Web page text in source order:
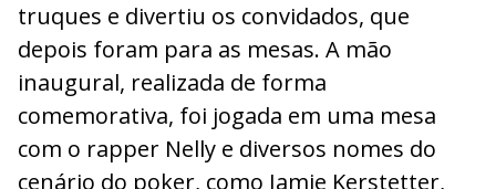
truques e divertiu os convidados, que
depois foram para as mesas. A mão
inaugural, realizada de forma
comemorativa, foi jogada em uma mesa
com o rapper Nelly e diversos nomes do
cenário do poker, como Jamie Kerstetter,